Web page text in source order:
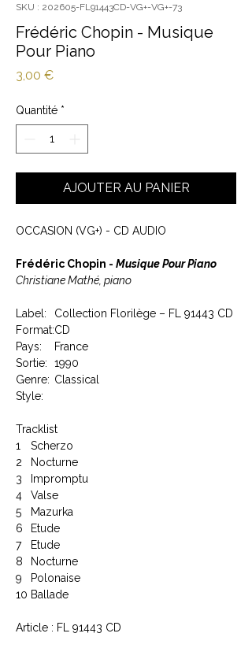
SKU : 202605-FL91443CD-VG+-VG+-73
Frédéric Chopin - Musique
Pour Piano
3,00 €Prix
Quantité *
AJOUTER AU PANIER
OCCASION (VG+) - CD AUDIO
Frédéric Chopin - Musique Pour Piano
Christiane Mathé, piano
Label:
Collection Florilège – FL 91443 CD
Format:CD
Pays:
France
Sortie:
1990
Genre: Classical
Style:
Tracklist
1
Scherzo
2
Nocturne
3
Impromptu
4
Valse
5
Mazurka
6
Etude
7
Etude
8
Nocturne
9
Polonaise
10 Ballade
Article : FL 91443 CD